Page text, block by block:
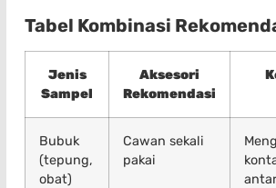
Tabel Kombinasi
Jenis
Sampel
Aksesori
Rekomendasi
Bubuk
(tepung,
obat)
Cawan sekali
pakai